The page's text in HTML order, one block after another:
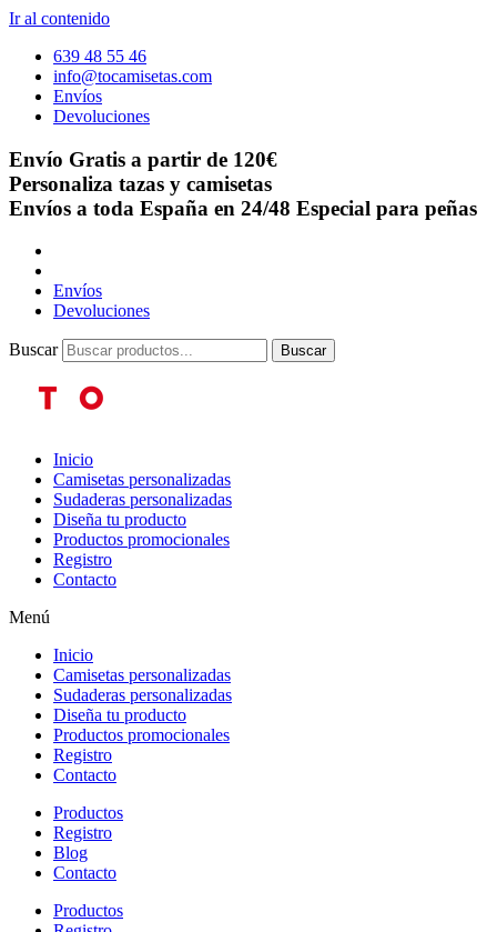
Ir al contenido
639 48 55 46
info@tocamisetas.com
Envíos
Devoluciones
Envío Gratis a partir de 120€
Personaliza tazas y camisetas
Envíos a toda España en 24/48 Especial para peñas
Envíos
Devoluciones
Buscar Buscar
Inicio
Camisetas personalizadas
Sudaderas personalizadas
Diseña tu producto
Productos promocionales
Registro
Contacto
Menú
Inicio
Camisetas personalizadas
Sudaderas personalizadas
Diseña tu producto
Productos promocionales
Registro
Contacto
Productos
Registro
Blog
Contacto
Productos